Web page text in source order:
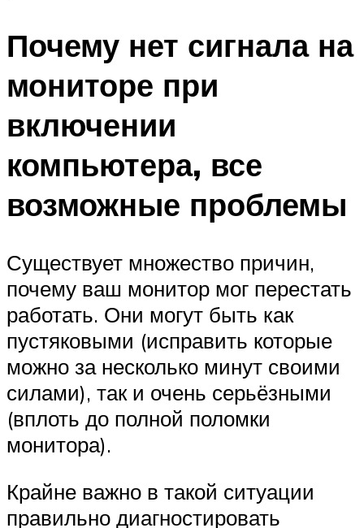
Почему нет сигнала на
мониторе при
включении
компьютера, все
возможные проблемы
Существует множество причин,
почему ваш монитор мог перестать
работать. Они могут быть как
пустяковыми (исправить которые
можно за несколько минут своими
силами), так и очень серьёзными
(вплоть до полной поломки
монитора).
Крайне важно в такой ситуации
правильно диагностировать